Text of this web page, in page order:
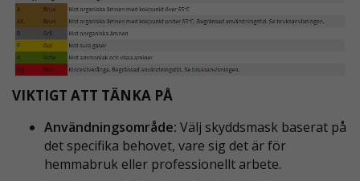
VIKTIGT ATT TÄNKA PÅ
Användningsområde: Välj skyddsmask baserat på
det specifika behovet, vare sig det är för
hemmabruk eller professionellt arbete.